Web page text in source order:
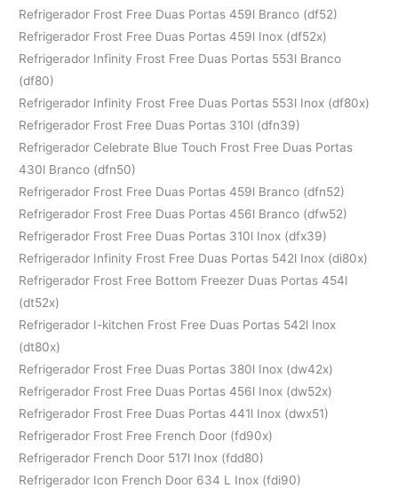
Refrigerador Frost Free Duas Portas 459l Branco (df52)
Refrigerador Frost Free Duas Portas 459l Inox (df52x)
Refrigerador Infinity Frost Free Duas Portas 553l Branco
(df80)
Refrigerador Infinity Frost Free Duas Portas 553l Inox (df80x)
Refrigerador Frost Free Duas Portas 310l (dfn39)
Refrigerador Celebrate Blue Touch Frost Free Duas Portas
430l Branco (dfn50)
Refrigerador Frost Free Duas Portas 459l Branco (dfn52)
Refrigerador Frost Free Duas Portas 456l Branco (dfw52)
Refrigerador Frost Free Duas Portas 310l Inox (dfx39)
Refrigerador Infinity Frost Free Duas Portas 542l Inox (di80x)
Refrigerador Frost Free Bottom Freezer Duas Portas 454l
(dt52x)
Refrigerador I-kitchen Frost Free Duas Portas 542l Inox
(dt80x)
Refrigerador Frost Free Duas Portas 380l Inox (dw42x)
Refrigerador Frost Free Duas Portas 456l Inox (dw52x)
Refrigerador Frost Free Duas Portas 441l Inox (dwx51)
Refrigerador Frost Free French Door (fd90x)
Refrigerador French Door 517l Inox (fdd80)
Refrigerador Icon French Door 634 L Inox (fdi90)